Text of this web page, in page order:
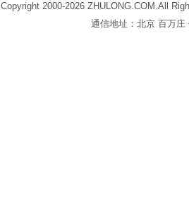
Copyright 2000-2026 ZHULONG.COM.All
通信地址：北京 百万